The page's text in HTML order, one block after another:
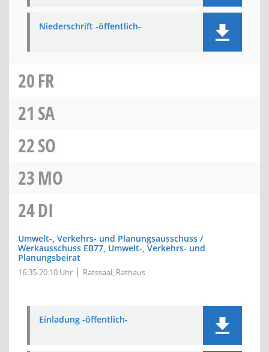
Niederschrift -öffentlich-
20FR
21 SA
22SO
23MO
24DI
Umwelt-, Verkehrs- und Planungsausschuss /
Werkausschuss EB77, Umwelt-, Verkehrs- und
Planungsbeirat
16:35-20:10 Uhr Ratssaal, Rathaus
Einladung -öffentlich-